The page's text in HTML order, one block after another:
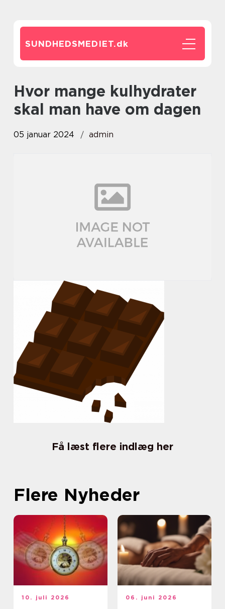
SUNDHEDSMEDIET.dk
hvor mange kulhydrater
skal man have om dagen
05 januar 2024 admin
Få læst flere indlæg her
Flere Nyheder
10. juli 2026 06. juni 2026